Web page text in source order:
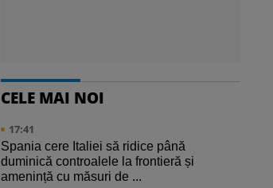
CELE MAI NOI
17:41
Spania cere Italiei să ridice până
duminică controalele la frontieră și
amenință cu măsuri de ...